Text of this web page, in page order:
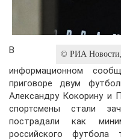
© РИА Новости,
В
информационном
приговоре двум
Александру Кокорину и
спортсмены стали
пострадали как
российского футбола